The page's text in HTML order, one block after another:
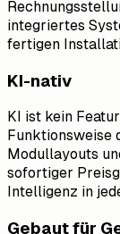
integriertes
fertigen
KI-nativ
KI ist kein
Funktionsweise
Modullayouts
sofortiger
Intelligenz in
Gebaut für